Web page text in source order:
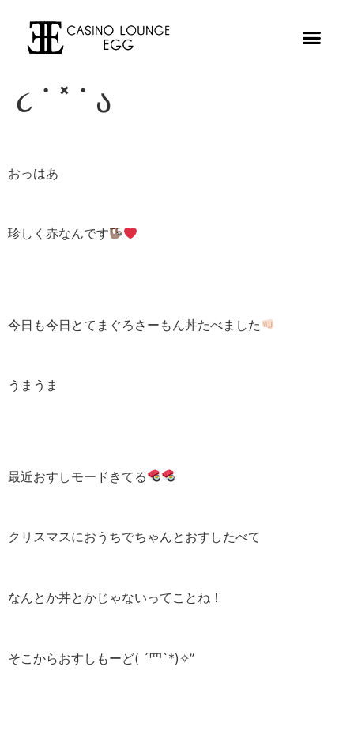
૮ ˙ ˟ ˙ ა
おっはあ
珍しく赤なんです
今日も今日とてまぐろさーもん丼たべました
うまうま
最近おすしモードきてる
クリスマスにおうちでちゃんとおすしたべて
なんとか丼とかじゃないってことね！
そこからおすしもーど( ´罒`*)✧”